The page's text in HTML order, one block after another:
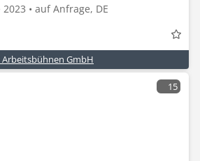
2023 • auf Anfrage, DE
Arbeitsbühnen GmbH
15